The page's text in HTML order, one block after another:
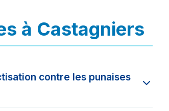
à Castagniers
contre les punaises